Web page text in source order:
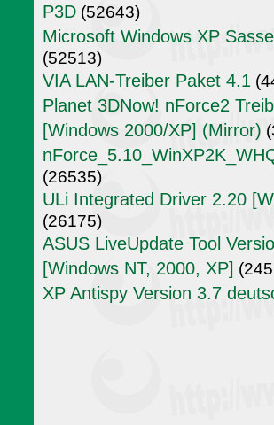
P3D (52643)
Microsoft Windows XP
(52513)
VIA LAN-Treiber Paket 4.1
Planet 3DNow! nForce2
[Windows 2000/XP] (Mirror)
(26535)
ULi Integrated Driver 2.20
(26175)
ASUS LiveUpdate Tool
[Windows NT, 2000, XP]
XP Antispy Version 3.7